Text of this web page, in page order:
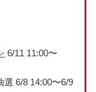
6/11 11:00〜
選 6/8 14:00〜6/9